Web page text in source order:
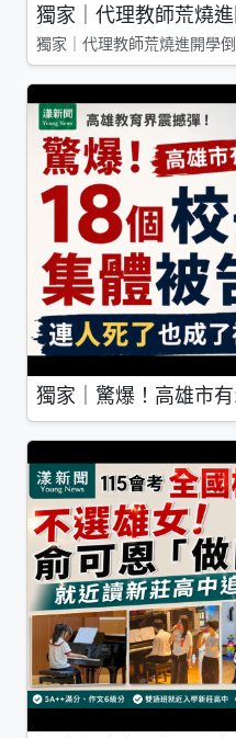
獨家｜代理教師荒燒
獨家｜代理教師荒燒進開學
獨家｜驚爆！高雄市